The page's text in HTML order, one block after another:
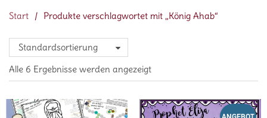
Start / Produkte verschlagwortet mit „König Ahab“
Standardsortierung
Alle 6 Ergebnisse werden angezeigt